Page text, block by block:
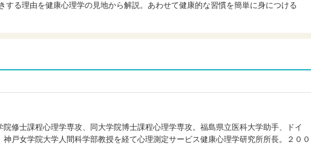
る理由を健康心理学の見地から解説。あわせて健康的な習慣を簡単に身につける
修士課程心理学専攻、同大学院博士課程心理学専攻。福島県立医科大学助手、ドイ
戸女学院大学人間科学部教授を経て心理測定サービス健康心理学研究所所長。２００